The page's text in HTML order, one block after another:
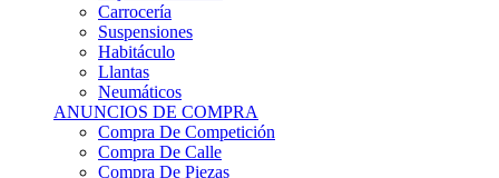
Carrocería
Suspensiones
Habitáculo
Llantas
Neumáticos
ANUNCIOS DE COMPRA
Compra De Competición
Compra De Calle
Compra De Piezas